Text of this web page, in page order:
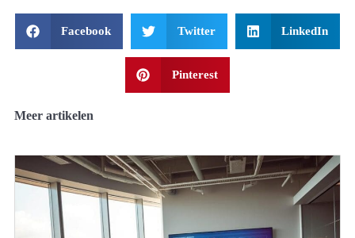
Facebook Twitter LinkedIn
Pinterest
Meer artikelen